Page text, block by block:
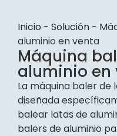
Inicio - Solución -
aluminio en venta
Máquina
aluminio en
La máquina baler de
diseñada
balear latas de
balers de aluminio